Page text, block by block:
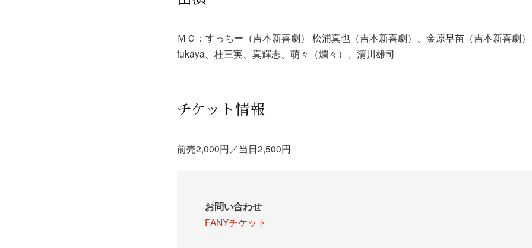
ＭＣ：すっちー（吉本新喜劇） 松浦真也（吉本新喜劇）、金原早苗（吉本新喜劇
fukaya、桂三実、真輝志、萌々（爛々）、清川雄司
チケット情報
前売2,000円／当日2,500円
お問い合わせ
FANYチケット